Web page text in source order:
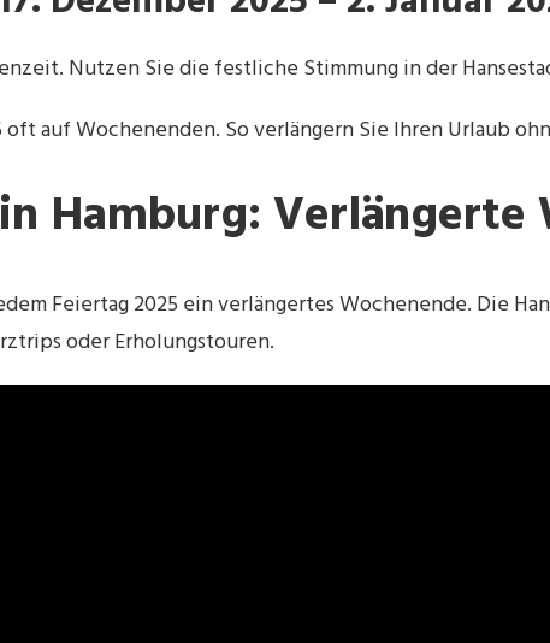
Nutzen Sie die festliche Stimmung in der
auf Wochenenden. So verlängern Sie Ihren Urlaub
Hamburg:
Feiertag 2025 ein verlängertes Wochenende. Die
oder Erholungstouren.